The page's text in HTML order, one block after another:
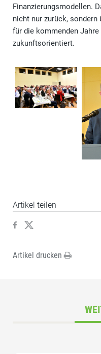
Finanzierungsmodellen.
nicht nur zurück,
für die kommenden
zukunftsorientiert.
Artikel teilen
Artikel drucken